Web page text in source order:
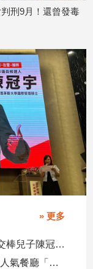
驚！北市23歲短裙
» 更多
左楠無黨關鍵一席！市議員陳善慧交棒兒子陳冠宇 一人參選 兩代服務
一家店年賣1萬5千隻招牌烤鴨 高雄人氣餐廳「鴨點棧」展新店